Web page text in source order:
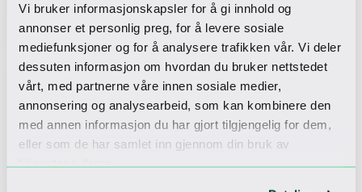
Vi bruker informasjonskapsler for å gi innhold og
annonser et personlig preg, for å levere sosiale
mediefunksjoner og for å analysere trafikken vår. Vi deler
dessuten informasjon om hvordan du bruker nettstedet
vårt, med partnerne våre innen sosiale medier,
annonsering og analysearbeid, som kan kombinere den
med annen informasjon du har gjort tilgjengelig for dem,
eller som de har samlet inn gjennom din bruk av
tjenestene deres.